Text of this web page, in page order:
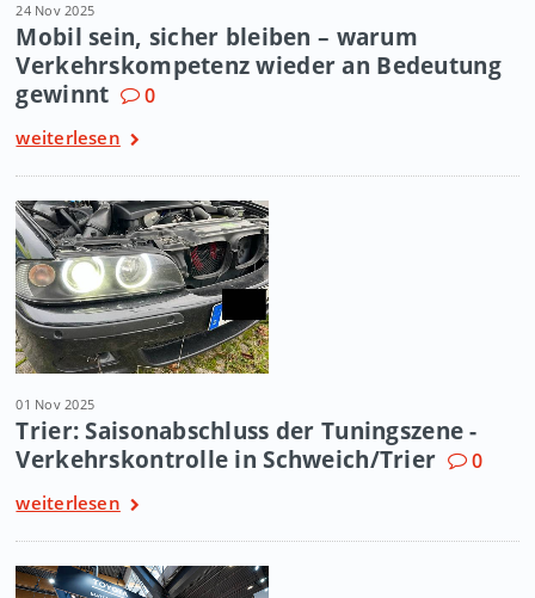
24 Nov 2025
Mobil sein, sicher bleiben – warum
Verkehrskompetenz wieder an Bedeutung
gewinnt
0
weiterlesen
01 Nov 2025
Trier: Saisonabschluss der Tuningszene -
Verkehrskontrolle in Schweich/Trier
0
weiterlesen